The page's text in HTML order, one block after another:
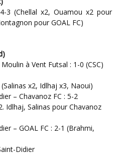
3 (Chellal x2, Ouamou x2 pour
pour GOAL FC)
à Vent Futsal : 1-0 (CSC)
x2, Idlhaj x3, Naoui)
– Chavanoz FC : 5-2
Idlhaj, Salinas pour Chavanoz
– GOAL FC : 2-1 (Brahmi,
Didier